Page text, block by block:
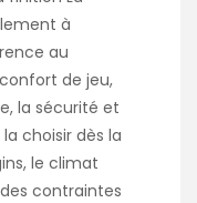
à
au
de jeu,
la sécurité et
choisir dès la
le climat
contraintes